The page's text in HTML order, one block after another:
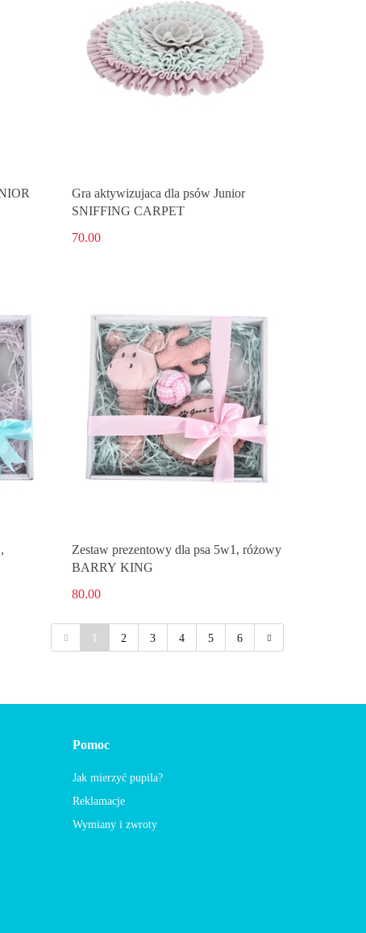
Gra aktywizujaca dla psów Junior
SNIFFING CARPET
70.00
Zestaw prezentowy dla psa 5w1, różowy
BARRY KING
80.00
2 3 4 5 6
Pomoc
Jak mierzyć pupila?
Reklamacje
Wymiany i zwroty